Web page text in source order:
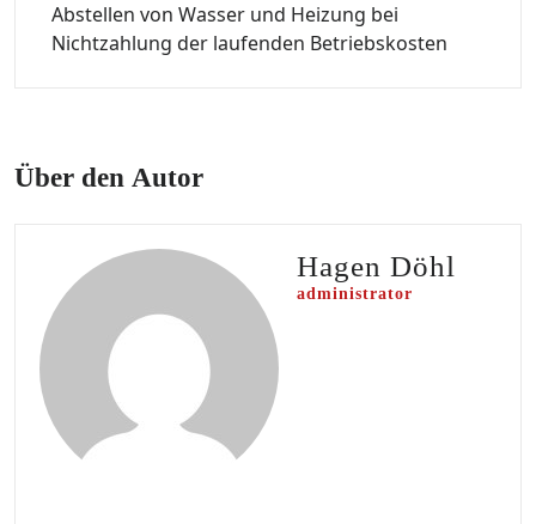
Abstellen von Wasser und Heizung bei
Nichtzahlung der laufenden Betriebskosten
Über den Autor
Hagen Döhl
administrator